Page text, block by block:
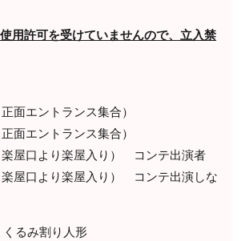
用許可を受けていませんので、立入禁
エントランス集合）
エントランス集合）
屋口より楽屋入り） コンテ出演者
屋口より楽屋入り） コンテ出演しな
るみ割り人形